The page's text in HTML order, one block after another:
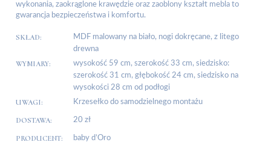
wykonania, zaokrąglone krawędzie oraz zaoblony kształt mebla to
gwarancja bezpieczeństwa i komfortu.
SKŁAD:
MDF malowany na biało, nogi dokręcane, z litego
drewna
WYMIARY:
wysokość 59 cm, szerokość 33 cm, siedzisko:
szerokość 31 cm, głębokość 24 cm, siedzisko na
wysokości 28 cm od podłogi
UWAGI: Krzesełko do samodzielnego montażu
DOSTAWA: 20 zł
PRODUCENT: baby d’Oro